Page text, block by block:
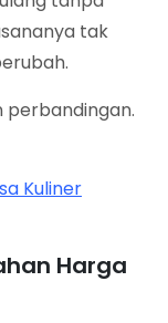
tak
perbandingan.
Kuliner
Harga